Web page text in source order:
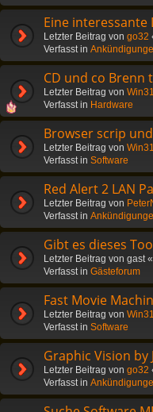
Eine interessante
Letzter Beitrag von go32
Verfasst in
CD und co Brenn
Letzter Beitrag von
Verfasst in Hardware
Browser scrip
Letzter Beitrag von
Verfasst in Software
Red Alert 2 LAN
Letzter Beitrag von
Verfasst in
Gibt es dieses
Letzter Beitrag von gast«
Verfasst in Gästeforum
Fast Movie
Letzter Beitrag von
Verfasst in Software
Graphic Vision by
Letzter Beitrag von go32
Verfasst in